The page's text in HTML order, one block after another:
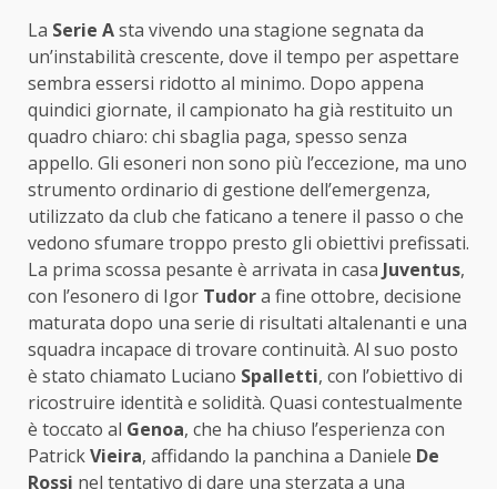
La Serie Asta vivendo una stagione segnata da
un’instabilità crescente, dove il tempo per aspettare
sembra essersi ridotto al minimo. Dopo appena
quindici giornate, il campionato ha già restituito un
quadro chiaro: chi sbaglia paga, spesso senza
appello. Gli esoneri non sono più l’eccezione, ma uno
strumento ordinario di gestione dell’emergenza,
utilizzato da club che faticano a tenere il passo o che
vedono sfumare troppo presto gli obiettivi prefissati.
La prima scossa pesante è arrivata in casa Juventus,
con l’esonero di Igor Tudora fine ottobre, decisione
maturata dopo una serie di risultati altalenanti e una
squadra incapace di trovare continuità. Al suo posto
è stato chiamato Luciano Spalletti, con l’obiettivo di
ricostruire identità e solidità. Quasi contestualmente
è toccato al Genoa, che ha chiuso l’esperienza con
PatrickVieira, affidando la panchina a Daniele De
Rossi nel tentativo di dare una sterzata a una